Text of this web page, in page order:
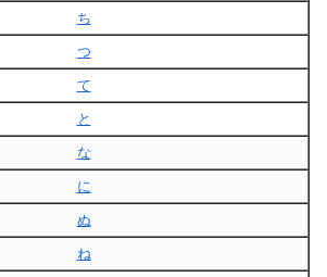
ち
つ
て
と
な
に
ぬ
ね